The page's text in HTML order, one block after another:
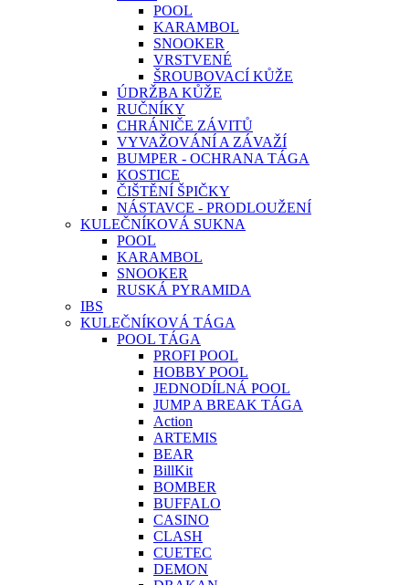
POOL
KARAMBOL
SNOOKER
VRSTVENÉ
ŠROUBOVACÍ KŮŽE
ÚDRŽBA KŮŽE
RUČNÍKY
CHRÁNIČE ZÁVITŮ
VYVAŽOVÁNÍ A ZÁVAŽÍ
BUMPER - OCHRANA TÁGA
KOSTICE
ČIŠTĚNÍ ŠPIČKY
NÁSTAVCE - PRODLOUŽENÍ
KULEČNÍKOVÁ SUKNA
POOL
KARAMBOL
SNOOKER
RUSKÁ PYRAMIDA
IBS
KULEČNÍKOVÁ TÁGA
POOL TÁGA
PROFI POOL
HOBBY POOL
JEDNODÍLNÁ POOL
JUMP A BREAK TÁGA
Action
ARTEMIS
BEAR
BillKit
BOMBER
BUFFALO
CASINO
CLASH
CUETEC
DEMON